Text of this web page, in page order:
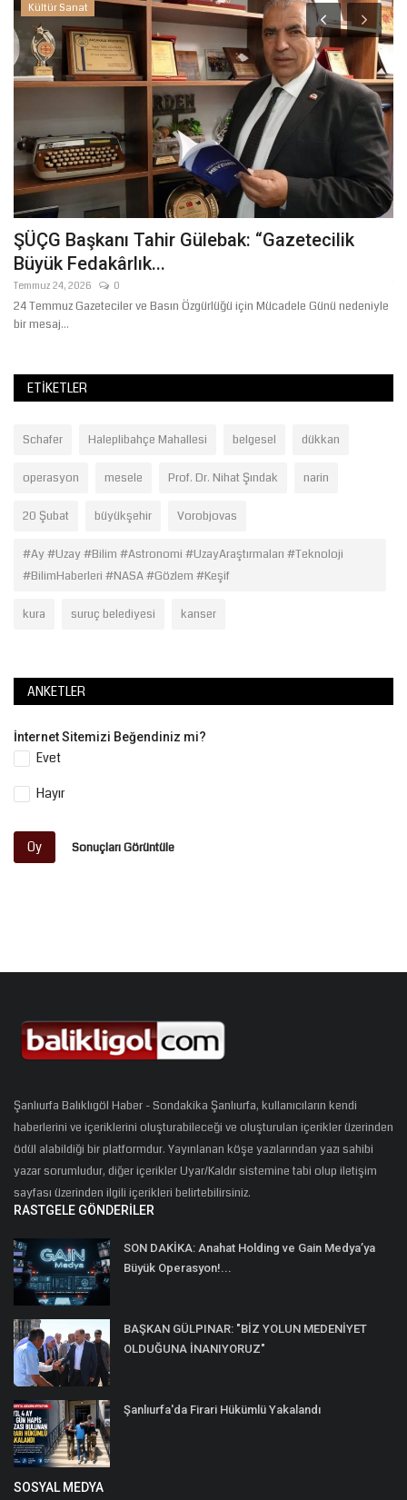
Kültür Sanat
ŞÜÇG Başkanı Tahir Gülebak: “Gazetecilik
Büyük Fedakârlık...
Temmuz 24, 2026 0
24 Temmuz Gazeteciler ve Basın Özgürlüğü için Mücadele Günü nedeniyle
bir mesaj...
ETIKETLER
Schafer Haleplibahçe Mahallesi belgesel dükkan
operasyon mesele Prof. Dr. Nihat Şındak narin
20 Şubat büyükşehir Vorobjovas
#Ay #Uzay #Bilim #Astronomi #UzayAraştırmaları #Teknoloji
#BilimHaberleri #NASA #Gözlem #Keşif
kura suruç belediyesi kanser
ANKETLER
İnternet Sitemizi Beğendiniz mi?
Evet
Hayır
Oy Sonuçları Görüntüle
Şanlıurfa Balıklıgöl Haber - Sondakika Şanlıurfa, kullanıcıların kendi
haberlerini ve içeriklerini oluşturabileceği ve oluşturulan içerikler üzerinden
ödül alabildiği bir platformdur. Yayınlanan köşe yazılarından yazı sahibi
yazar sorumludur, diğer içerikler Uyar/Kaldır sistemine tabi olup iletişim
sayfası üzerinden ilgili içerikleri belirtebilirsiniz.
RASTGELE GÖNDERILER
SON DAKİKA: Anahat Holding ve Gain Medya’ya
Büyük Operasyon!...
BAŞKAN GÜLPINAR: "BİZ YOLUN MEDENİYET
OLDUĞUNA İNANIYORUZ"
Şanlıurfa'da Firari Hükümlü Yakalandı
SOSYAL MEDYA